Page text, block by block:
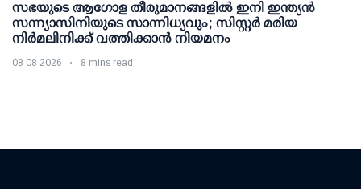
സഭയുടെ ആഗോള തീരുമാനങ്ങളിൽ ഇനി ഇന്ത്യൻ
സന്ന്യാസിനിയുടെ സാന്നിധ്യവും; സിസ്റ്റർ മരിയ
നിർമലിനിക്ക് വത്തിക്കാൻ നിയമനം
08 08 2026 8 mins read